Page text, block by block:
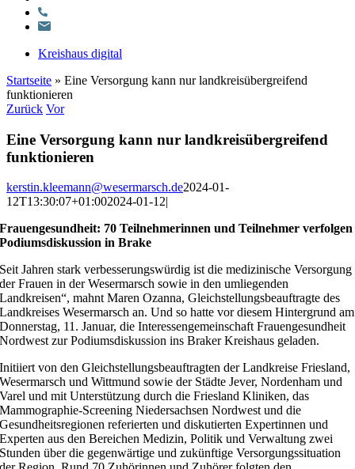
Kreishaus digital
Startseite » Eine Versorgung kann nur landkreisübergreifend
funktionieren
Zurück Vor
Eine Versorgung kann nur landkreisübergreifend
funktionieren
kerstin.kleemann@wesermarsch.de2024-01-
12T13:30:07+01:002024-01-12|
Frauengesundheit: 70 Teilnehmerinnen und Teilnehmer verfolgen
Podiumsdiskussion in Brake
Seit Jahren stark verbesserungswürdig ist die medizinische Versorgung
der Frauen in der Wesermarsch sowie in den umliegenden
Landkreisen“, mahnt Maren Ozanna, Gleichstellungsbeauftragte des
Landkreises Wesermarsch an. Und so hatte vor diesem Hintergrund am
Donnerstag, 11. Januar, die Interessengemeinschaft Frauengesundheit
Nordwest zur Podiumsdiskussion ins Braker Kreishaus geladen.
Initiiert von den Gleichstellungsbeauftragten der Landkreise Friesland,
Wesermarsch und Wittmund sowie der Städte Jever, Nordenham und
Varel und mit Unterstützung durch die Friesland Kliniken, das
Mammographie-Screening Niedersachsen Nordwest und die
Gesundheitsregionen referierten und diskutierten Expertinnen und
Experten aus den Bereichen Medizin, Politik und Verwaltung zwei
Stunden über die gegenwärtige und zukünftige Versorgungssituation